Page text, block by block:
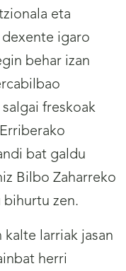
eta
igaro
behar izan
freskoak
bat galdu
Bilbo Zaharreko
bihurtu zen.
kalte larriak jasan
herri